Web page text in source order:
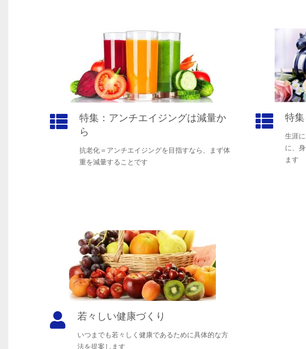
特集：アンチエイジングは減量か
ら
抗老化＝アンチエイジングを目指すなら、まず体
重を減量することです
特
生涯
に、
ます
若々しい健康づくり
いつまでも若々しく健康であるために具体的な方
法を提案します